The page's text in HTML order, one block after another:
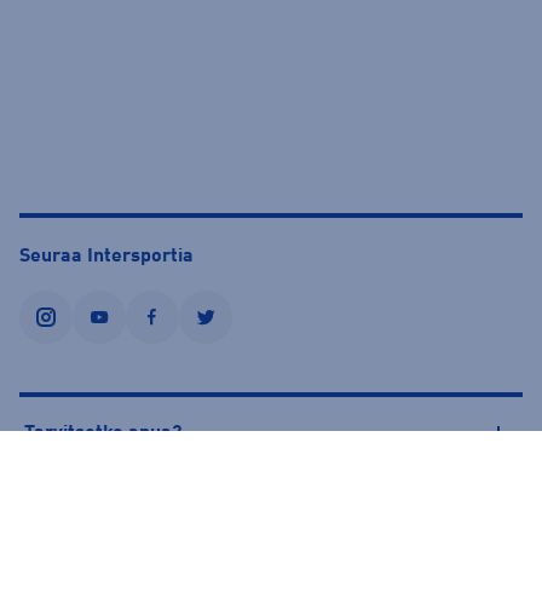
Seuraa Intersportia
instagramyoutubefacebooktwitter
Tarvitsetko apua?